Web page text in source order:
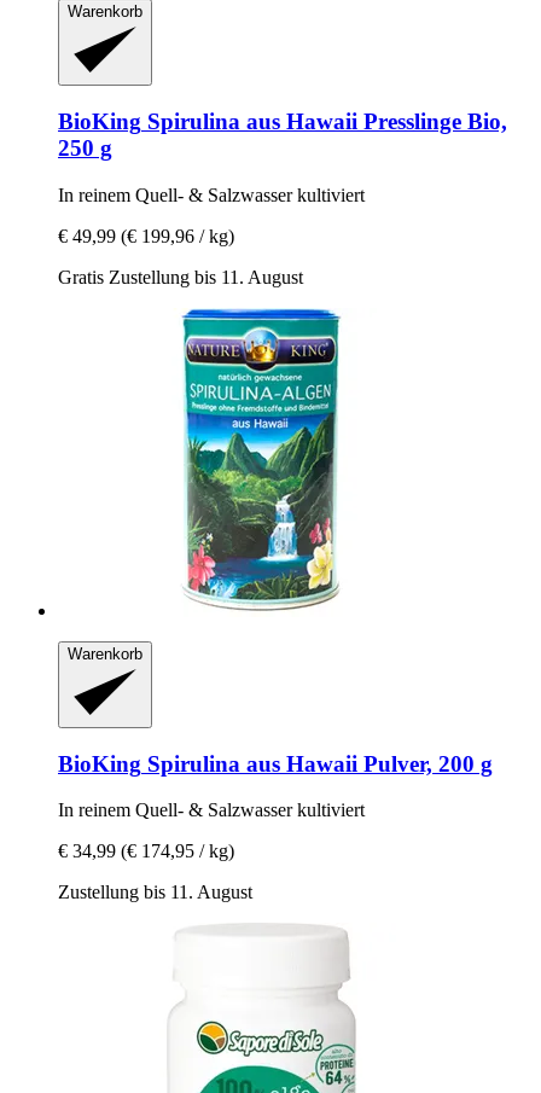
Warenkorb
BioKing Spirulina aus Hawaii Presslinge Bio,
250 g
In reinem Quell-​ & Salzwasser kultiviert
€ 49,99 (€ 199,96 / kg)
Gratis Zustellung bis 11. August
Warenkorb
BioKing Spirulina aus Hawaii Pulver, 200 g
In reinem Quell-​ & Salzwasser kultiviert
€ 34,99 (€ 174,95 / kg)
Zustellung bis 11. August